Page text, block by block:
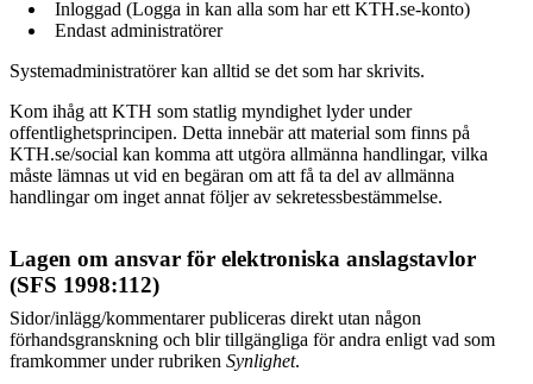
Inloggad (Logga in kan alla som har ett KTH.se-konto)
Endast administratörer
Systemadministratörer kan alltid se det som har skrivits.
Kom ihåg att KTH som statlig myndighet lyder under
offentlighetsprincipen. Detta innebär att material som finns på
KTH.se/social kan komma att utgöra allmänna handlingar, vilka
måste lämnas ut vid en begäran om att få ta del av allmänna
handlingar om inget annat följer av sekretessbestämmelse.
Lagen om ansvar för elektroniska anslagstavlor
(SFS 1998:112)
Sidor/inlägg/kommentarer publiceras direkt utan någon
förhandsgranskning och blir tillgängliga för andra enligt vad som
framkommer under rubriken Synlighet.